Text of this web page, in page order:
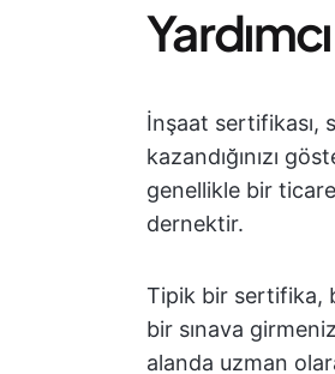
İnşaat sertifikası,
kazandığınızı
genellikle bir
dernektir.
Tipik bir sertifika,
bir sınava
alanda uzman